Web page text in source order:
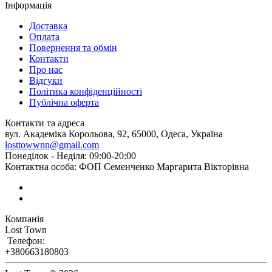
Інформація
Доставка
Оплата
Повернення та обмін
Контакти
Про нас
Відгуки
Політика конфіденційності
Публічна оферта
Контакти та адреса
вул. Академіка Корольова, 92, 65000, Одеса, Україна
losttowwnn@gmail.com
Понеділок - Неділя: 09:00-20:00
Контактна особа: ФОП Семенченко Маргарита Вікторівна
Компанія
Lost Town
Телефон:
+380663180803